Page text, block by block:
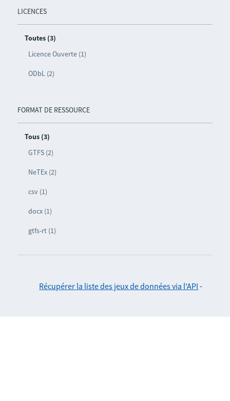
LICENCES
Toutes (3)
Licence Ouverte (1)
ODbL (2)
FORMAT DE RESSOURCE
Tous (3)
GTFS (2)
NeTEx (2)
csv (1)
docx (1)
gtfs-rt (1)
Récupérer la liste des jeux de données via l'API -